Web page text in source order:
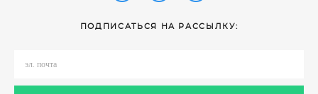
ПОДПИСАТЬСЯ НА РАССЫЛКУ: